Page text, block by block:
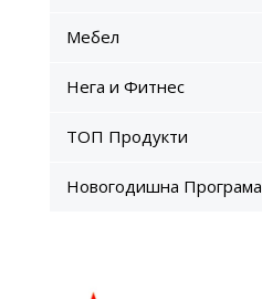
Мебел
Нега и Фитнес
ТОП Продукти
Новогодишна Програма